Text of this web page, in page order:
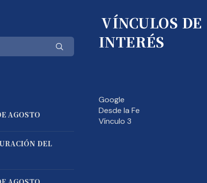
AGOSTO
DEL
VÍNCULOS DE
INTERÉS
Google
Desde la Fe
Vínculo 3